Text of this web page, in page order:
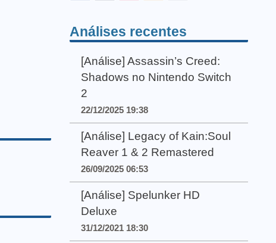
Análises recentes
[Análise] Assassin’s Creed:
Shadows no Nintendo Switch
2
22/12/2025 19:38
[Análise] Legacy of Kain:Soul
Reaver 1 & 2 Remastered
26/09/2025 06:53
[Análise] Spelunker HD
Deluxe
31/12/2021 18:30